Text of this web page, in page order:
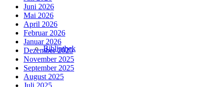
Bibliothek
Juni 2026
Mai 2026
April 2026
Februar 2026
Januar 2026
Dezember 2025
November 2025
September 2025
August 2025